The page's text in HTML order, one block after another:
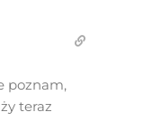
poznam,
teraz